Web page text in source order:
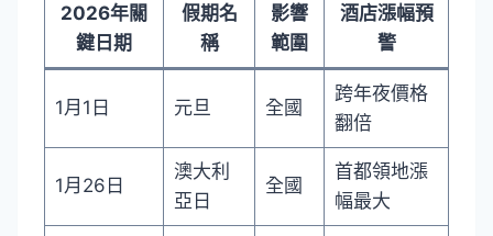
2026年關
鍵日期
假期名
稱
影響
範圍
酒店漲幅預
警
1月1日 元旦 全國
跨年夜價格
翻倍
1月26日
澳大利
亞日
全國
首都領地漲
幅最大